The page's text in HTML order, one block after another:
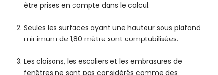
être prises en compte dans le calcul.
Seules les surfaces ayant une hauteur sous plafond
minimum de 1,80 mètre sont comptabilisées.
Les cloisons, les escaliers et les embrasures de
fenêtres ne sont pas considérés comme des